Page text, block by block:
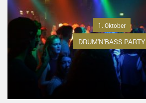
1. Oktober
DRUM'N'BASS PARTY